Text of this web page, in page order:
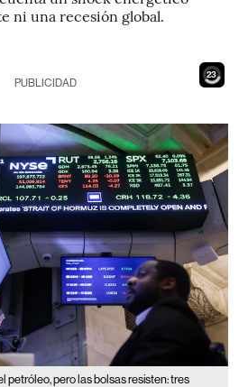
ni una recesión global.
21
PUBLICIDAD
petróleo, pero las bolsas resisten: tres